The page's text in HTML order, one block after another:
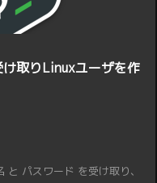
取りLinuxユーザを作
パスワード を受け取り、